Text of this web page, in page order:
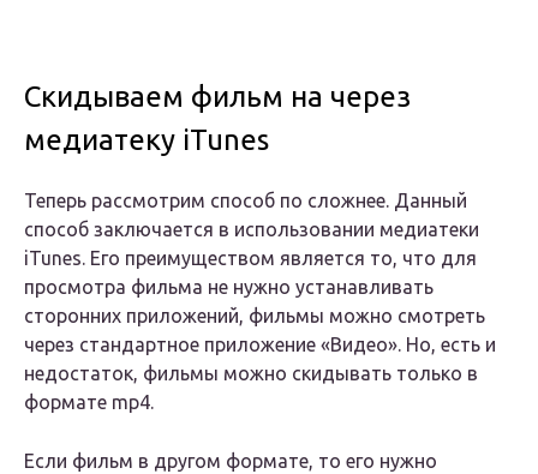
Скидываем фильм на через
медиатеку iTunes
Теперь рассмотрим способ по сложнее. Данный
способ заключается в использовании медиатеки
iTunes. Его преимуществом является то, что для
просмотра фильма не нужно устанавливать
сторонних приложений, фильмы можно смотреть
через стандартное приложение «Видео». Но, есть и
недостаток, фильмы можно скидывать только в
формате mp4.
Если фильм в другом формате, то его нужно